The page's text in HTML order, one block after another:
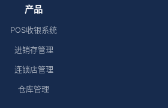
产品
POS收银系统
进销存管理
连锁店管理
仓库管理